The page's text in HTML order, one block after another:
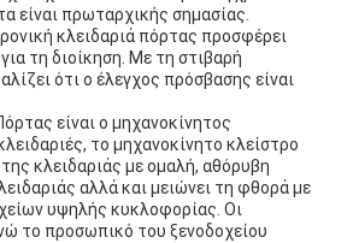
είναι πρωταρχικής σημασίας.
κλειδαριά πόρτας προσφέρει
τη διοίκηση. Με τη στιβαρή
ότι ο έλεγχος πρόσβασης είναι
είναι ο μηχανοκίνητος
το μηχανοκίνητο κλείστρο
κλειδαριάς με ομαλή, αθόρυβη
αλλά και μειώνει τη φθορά με
υψηλής κυκλοφορίας. Οι
το προσωπικό του ξενοδοχείου